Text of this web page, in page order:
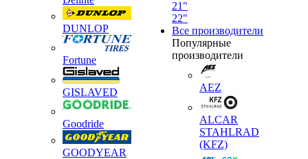
DUNLOP
Fortune
GISLAVED
Goodride
GOODYEAR
21"
22"
Все производители
Популярные
производители
AEZ
ALCAR
STAHLRAD
(KFZ)